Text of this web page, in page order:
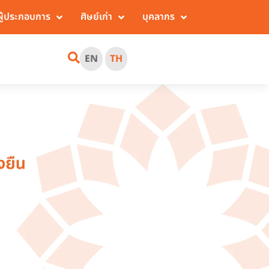
ระกอบการ ศิษย์เก่า บุคลากร
EN TH